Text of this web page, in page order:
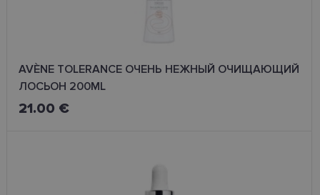
AVÈNE TOLERANCE ОЧЕНЬ НЕЖНЫЙ ОЧИЩАЮЩИЙ
ЛОСЬОН 200ML
21.00 €